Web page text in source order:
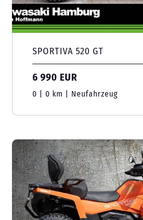
SPORTIVA 520 GT
6 990 EUR
0 | 0 km | Neufahrzeug